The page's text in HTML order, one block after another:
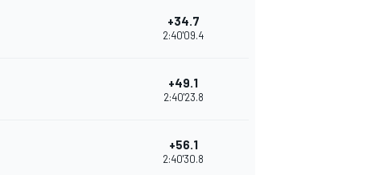
+34.7
2:40'09.4
+49.1
2:40'23.8
+56.1
2:40'30.8